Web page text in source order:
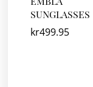
SUNGLASSES
kr499.95